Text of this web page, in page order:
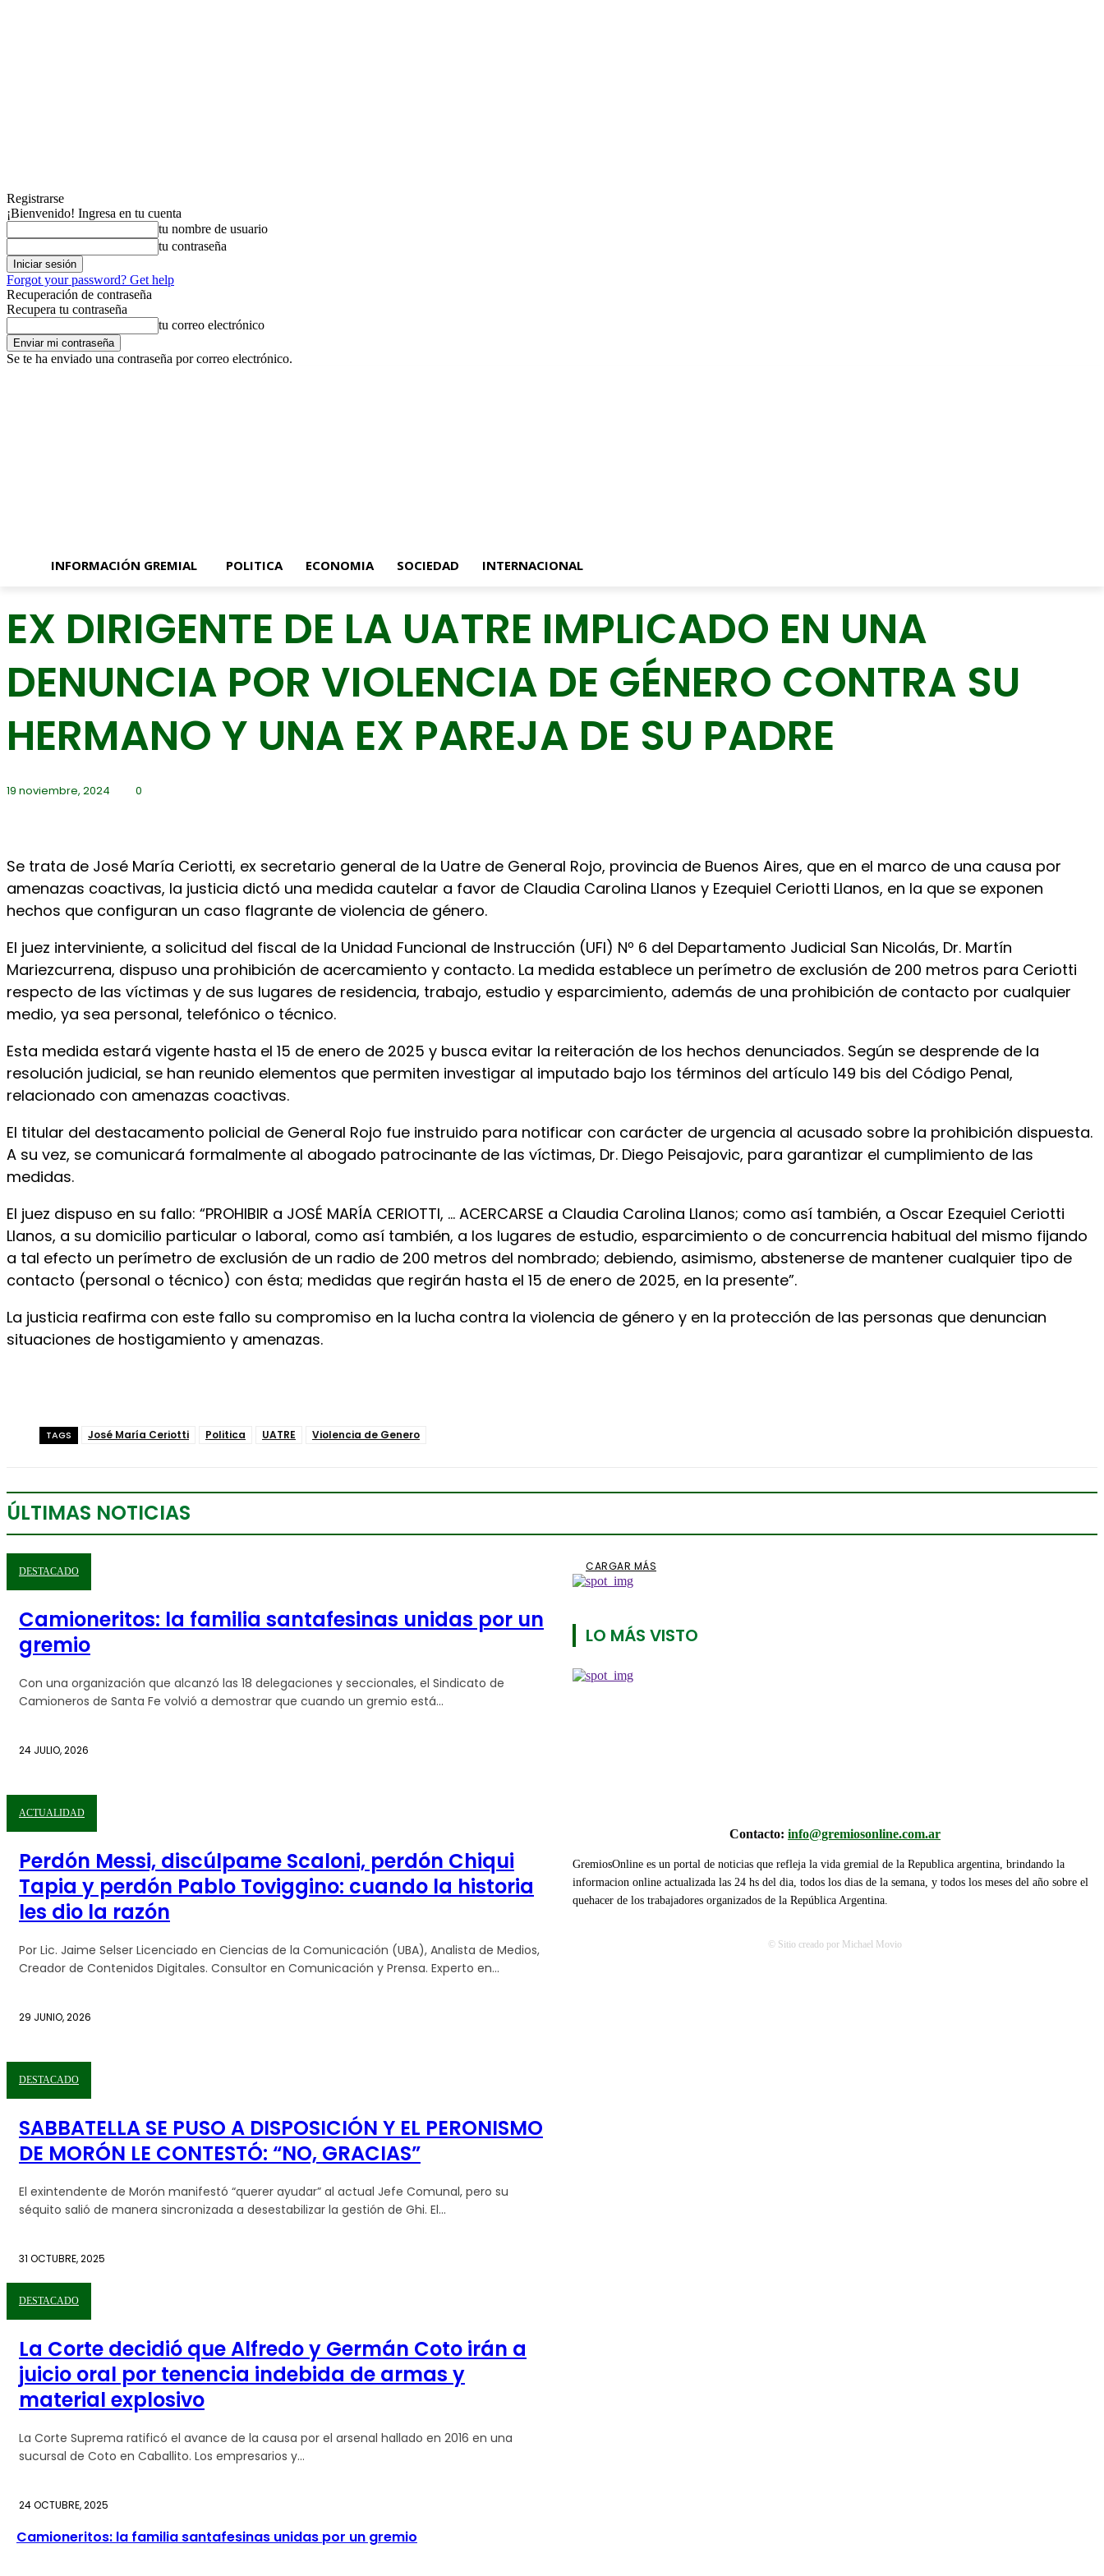
Registrarse
¡Bienvenido! Ingresa en tu cuenta
tu nombre de usuario
tu contraseña
Forgot your password? Get help
Recuperación de contraseña
Recupera tu contraseña
tu correo electrónico
Se te ha enviado una contraseña por correo electrónico.
INFORMACIÓN GREMIAL POLITICA ECONOMIA SOCIEDAD INTERNACIONAL
EX DIRIGENTE DE LA UATRE IMPLICADO EN UNA
DENUNCIA POR VIOLENCIA DE GÉNERO CONTRA SU
HERMANO Y UNA EX PAREJA DE SU PADRE
19 noviembre, 2024 0
Se trata de José María Ceriotti, ex secretario general de la Uatre de General Rojo, provincia de Buenos Aires, que en el marco de una causa por
amenazas coactivas, la justicia dictó una medida cautelar a favor de Claudia Carolina Llanos y Ezequiel Ceriotti Llanos, en la que se exponen
hechos que configuran un caso flagrante de violencia de género.
El juez interviniente, a solicitud del fiscal de la Unidad Funcional de Instrucción (UFI) Nº 6 del Departamento Judicial San Nicolás, Dr. Martín
Mariezcurrena, dispuso una prohibición de acercamiento y contacto. La medida establece un perímetro de exclusión de 200 metros para Ceriotti
respecto de las víctimas y de sus lugares de residencia, trabajo, estudio y esparcimiento, además de una prohibición de contacto por cualquier
medio, ya sea personal, telefónico o técnico.
Esta medida estará vigente hasta el 15 de enero de 2025 y busca evitar la reiteración de los hechos denunciados. Según se desprende de la
resolución judicial, se han reunido elementos que permiten investigar al imputado bajo los términos del artículo 149 bis del Código Penal,
relacionado con amenazas coactivas.
El titular del destacamento policial de General Rojo fue instruido para notificar con carácter de urgencia al acusado sobre la prohibición dispuesta.
A su vez, se comunicará formalmente al abogado patrocinante de las víctimas, Dr. Diego Peisajovic, para garantizar el cumplimiento de las
medidas.
El juez dispuso en su fallo: “PROHIBIR a JOSÉ MARÍA CERIOTTI, … ACERCARSE a Claudia Carolina Llanos; como así también, a Oscar Ezequiel Ceriotti
Llanos, a su domicilio particular o laboral, como así también, a los lugares de estudio, esparcimiento o de concurrencia habitual del mismo fijando
a tal efecto un perímetro de exclusión de un radio de 200 metros del nombrado; debiendo, asimismo, abstenerse de mantener cualquier tipo de
contacto (personal o técnico) con ésta; medidas que regirán hasta el 15 de enero de 2025, en la presente”.
La justicia reafirma con este fallo su compromiso en la lucha contra la violencia de género y en la protección de las personas que denuncian
situaciones de hostigamiento y amenazas.
TAGS José María Ceriotti Politica UATRE Violencia de Genero
ÚLTIMAS NOTICIAS
DESTACADO
Camioneritos: la familia santafesinas unidas por un
gremio
Con una organización que alcanzó las 18 delegaciones y seccionales, el Sindicato de
Camioneros de Santa Fe volvió a demostrar que cuando un gremio está...
24 JULIO, 2026
ACTUALIDAD
Perdón Messi, discúlpame Scaloni, perdón Chiqui
Tapia y perdón Pablo Toviggino: cuando la historia
les dio la razón
Por Lic. Jaime Selser Licenciado en Ciencias de la Comunicación (UBA), Analista de Medios,
Creador de Contenidos Digitales. Consultor en Comunicación y Prensa. Experto en...
29 JUNIO, 2026
DESTACADO
SABBATELLA SE PUSO A DISPOSICIÓN Y EL PERONISMO
DE MORÓN LE CONTESTÓ: “NO, GRACIAS”
El exintendente de Morón manifestó “querer ayudar” al actual Jefe Comunal, pero su
séquito salió de manera sincronizada a desestabilizar la gestión de Ghi. El...
31 OCTUBRE, 2025
DESTACADO
La Corte decidió que Alfredo y Germán Coto irán a
juicio oral por tenencia indebida de armas y
material explosivo
La Corte Suprema ratificó el avance de la causa por el arsenal hallado en 2016 en una
sucursal de Coto en Caballito. Los empresarios y...
24 OCTUBRE, 2025
CARGAR MÁS
LO MÁS VISTO
Camioneritos: la familia santafesinas unidas por un gremio
Contacto: info@gremiosonline.com.ar
GremiosOnline es un portal de noticias que refleja la vida gremial de la Republica argentina, brindando la
informacion online actualizada las 24 hs del dia, todos los dias de la semana, y todos los meses del año sobre el
quehacer de los trabajadores organizados de la República Argentina.
© Sitio creado por Michael Movio